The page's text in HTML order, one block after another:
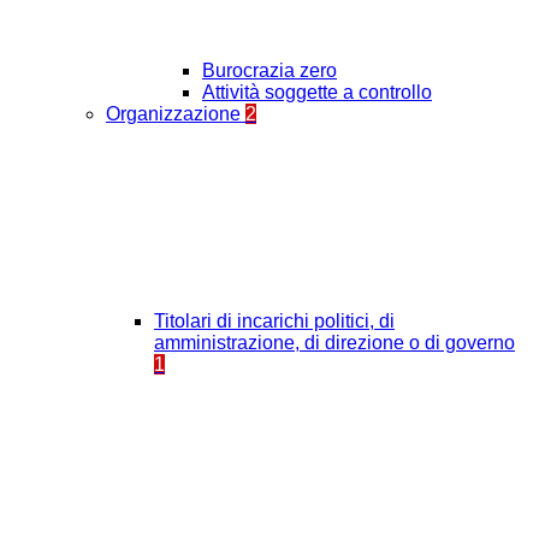
Burocrazia zero
Attività soggette a controllo
Organizzazione 2
Titolari di incarichi politici, di
amministrazione, di direzione o di governo
1